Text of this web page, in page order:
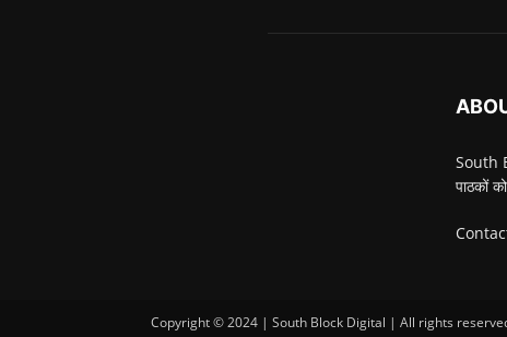
South
पाठकों
Copyright © 2024 | South Block Digital | All rights